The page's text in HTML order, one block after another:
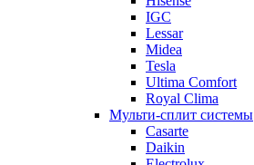
IGC
Lessar
Midea
Tesla
Ultima Comfort
Royal Clima
Мульти-сплит системы
Casarte
Daikin